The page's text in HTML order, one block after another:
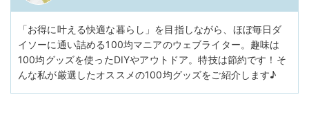
「お得に叶える快適な暮らし」を目指しながら、ほぼ毎日ダ
イソーに通い詰める100均マニアのウェブライター。趣味は
100均グッズを使ったDIYやアウトドア。特技は節約です！そ
んな私が厳選したオススメの100均グッズをご紹介します♪